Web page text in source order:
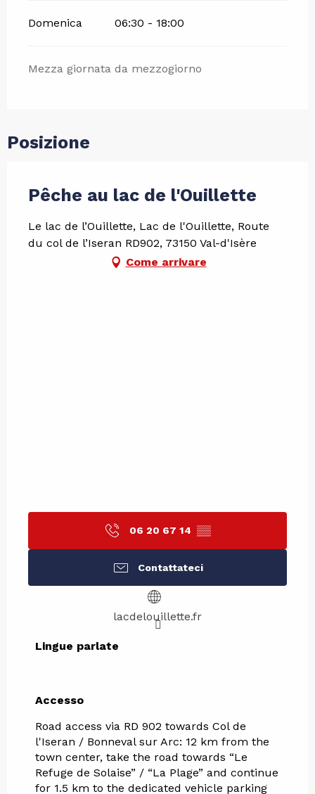
Domenica 06:30 - 18:00
Mezza giornata da mezzogiorno
Posizione
Pêche au lac de l'Ouillette
Le lac de l’Ouillette, Lac de l'Ouillette, Route
du col de l’Iseran RD902, 73150 Val-d'Isère
Come arrivare
06 20 67 14 ▒▒
Contattateci
lacdelouillette.fr
Lingue parlate
Lingue parlate
Accesso
Accesso
Road access via RD 902 towards Col de
l'Iseran / Bonneval sur Arc: 12 km from the
town center, take the road towards “Le
Refuge de Solaise” / “La Plage” and continue
for 1.5 km to the dedicated vehicle parking